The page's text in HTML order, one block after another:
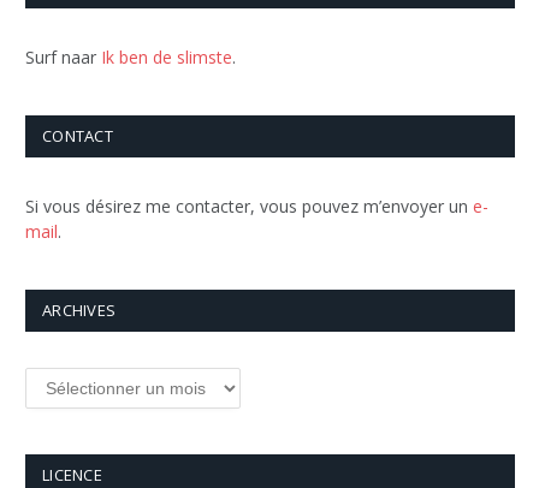
Surf naar Ik ben de slimste.
CONTACT
Si vous désirez me contacter, vous pouvez m’envoyer un e-
mail.
ARCHIVES
Archives
LICENCE